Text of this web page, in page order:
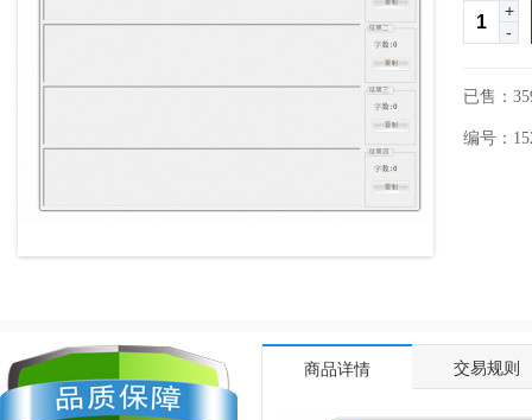
+
-
已售：
编号：
商品详情 交易规则